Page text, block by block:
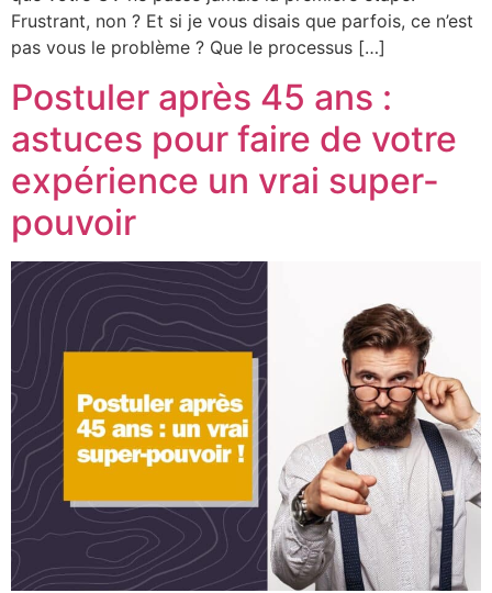
Frustrant, non ? Et si je vous disais que parfois, ce n’est
pas vous le problème ? Que le processus […]
Postuler après 45 ans :
astuces pour faire de votre
expérience un vrai super-
pouvoir